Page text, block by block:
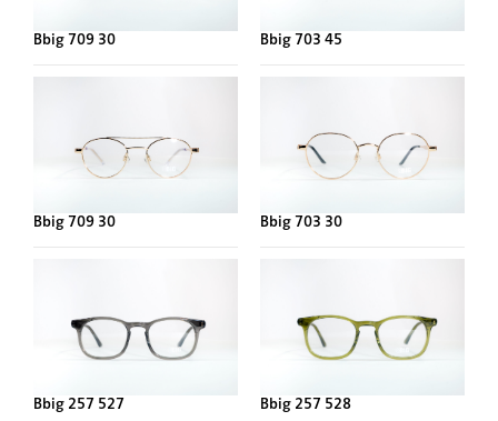
Bbig 709 30 Bbig 703 45
Bbig 709 30 Bbig 703 30
Bbig 257 527 Bbig 257 528